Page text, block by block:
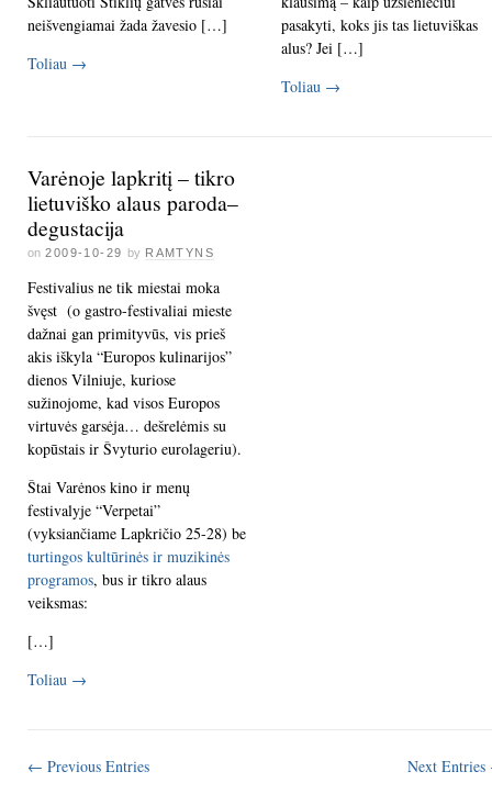
neišvengiamai žada žavesio […]
Toliau →
pasakyti, koks jis tas lietuviškas
alus? Jei […]
Toliau →
Varėnoje lapkritį – tikro
lietuviško alaus paroda–
degustacija
on 2009-10-29 by RAMTYNS
Festivalius ne tik miestai moka
švęst (o gastro-festivaliai mieste
dažnai gan primityvūs, vis prieš
akis iškyla “Europos kulinarijos”
dienos Vilniuje, kuriose
sužinojome, kad visos Europos
virtuvės garsėja… dešrelėmis su
kopūstais ir Švyturio eurolageriu).
Štai Varėnos kino ir menų
festivalyje “Verpetai”
(vyksiančiame Lapkričio 25-28) be
turtingos kultūrinės ir muzikinės
programos, bus ir tikro alaus
veiksmas:
[…]
Toliau →
← Previous Entries Next